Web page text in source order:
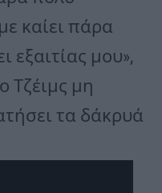
καίει πάρα
εξαιτίας μου»,
Τζέιμς μη
τα δάκρυά